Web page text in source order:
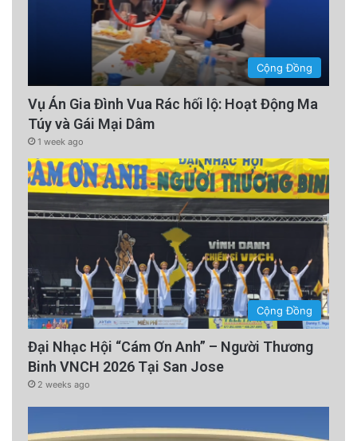
Cộng Đồng
Vụ Án Gia Đình Vua Rác hối lộ: Hoạt Động Ma
Túy và Gái Mại Dâm
1 week ago
Cộng Đồng
Đại Nhạc Hội “Cám Ơn Anh” – Người Thương
Binh VNCH 2026 Tại San Jose
2 weeks ago